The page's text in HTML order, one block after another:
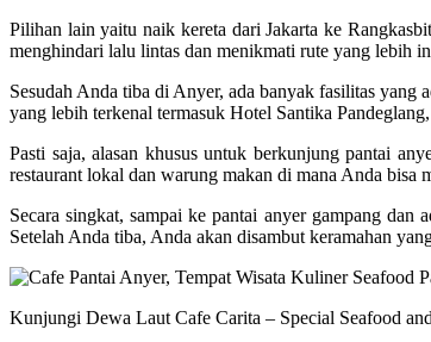
Pilihan lain yaitu naik kereta dari Jakarta ke
menghindari lalu lintas dan menikmati rute yang lebih
Sesudah Anda tiba di Anyer, ada banyak fasilitas yang
yang lebih terkenal termasuk Hotel Santika
Pasti saja, alasan khusus untuk berkunjung pantai
restaurant lokal dan warung makan di mana Anda bisa
Secara singkat, sampai ke pantai anyer gampang
Setelah Anda tiba, Anda akan disambut keramahan
Kunjungi Dewa Laut Cafe Carita – Special Seafood